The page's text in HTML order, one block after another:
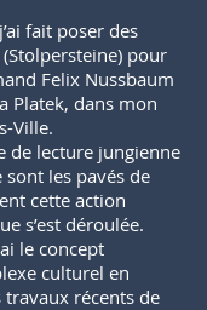
fait poser des
pour
Felix Nussbaum
Platek, dans mon
Ville.
de lecture jungienne
les pavés de
cette action
s’est déroulée.
le concept
culturel en
travaux récents de